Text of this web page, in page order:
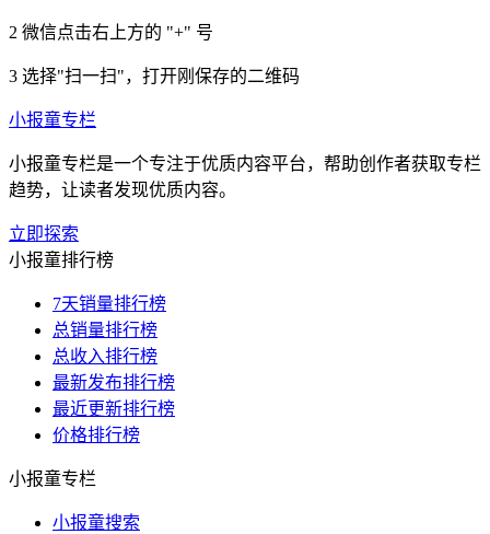
2 微信点击右上方的 "+" 号
3 选择"扫一扫"，打开刚保存的二维码
小报童专栏
小报童专栏是一个专注于优质内容平台，帮助创作者获取专栏
趋势，让读者发现优质内容。
立即探索
小报童排行榜
7天销量排行榜
总销量排行榜
总收入排行榜
最新发布排行榜
最近更新排行榜
价格排行榜
小报童专栏
小报童搜索